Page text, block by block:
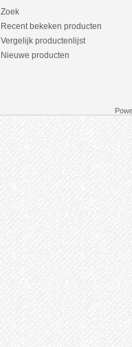
Zoek
Recent bekeken producten
Vergelijk productenlijst
Nieuwe producten